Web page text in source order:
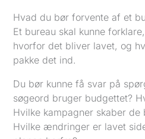
Hvad du bør forvente af et
Et bureau skal kunne
hvorfor det bliver lavet, og
pakke det ind.
Du bør kunne få svar på
søgeord bruger budgettet?
Hvilke kampagner skaber de
Hvilke ændringer er lavet